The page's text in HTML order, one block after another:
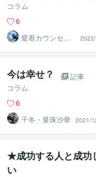
コラム
6
愛着カウンセラ
ーnatsume
今は幸せ？
記事
コラム
6
千冬・曼珠沙華 2021/
★成功する人と成功
い